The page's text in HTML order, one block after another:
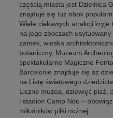
częścią miasta jest Dzielnica
znajduje się tuż obok
Wiele ciekawych atrakcji kryje
na jego zboczach
zamek, wioska
botaniczny, Muzeum
spektakularne Magiczne
Barcelonie znajduje się aż
na Listę światowego
Liczne muzea, dziewięć plaż,
i stadion Camp Nou –
miłośników piłki nożnej.